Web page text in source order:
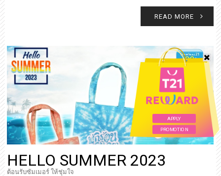
APPLY
PROMOTION
READ MORE
HELLO SUMMER 2023
ต้อนรับซัมเมอร์ ให้ชุ่มใจ